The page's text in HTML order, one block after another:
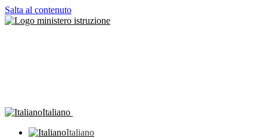
Salta al contenuto
Italiano
Italiano